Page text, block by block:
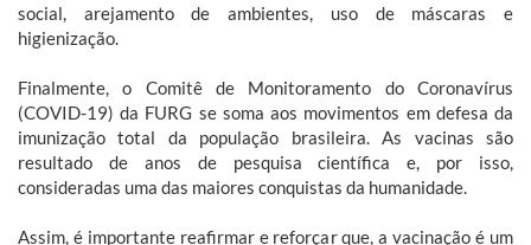
social, arejamento de ambientes, uso de máscaras e
higienização.
Finalmente, o Comitê de Monitoramento do Coronavírus
(COVID-19) da FURG se soma aos movimentos em defesa da
imunização total da população brasileira. As vacinas são
resultado de anos de pesquisa científica e, por isso,
consideradas uma das maiores conquistas da humanidade.
Assim, é importante reafirmar e reforçar que, a vacinação é um